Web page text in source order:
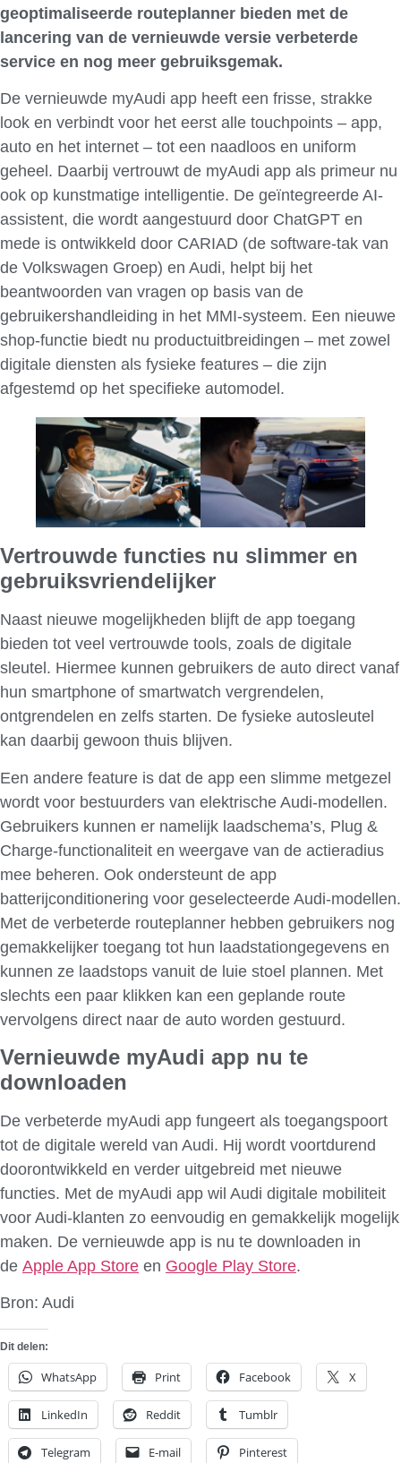
geoptimaliseerde routeplanner bieden met de
lancering van de vernieuwde versie verbeterde
service en nog meer gebruiksgemak.
De vernieuwde myAudi app heeft een frisse, strakke
look en verbindt voor het eerst alle touchpoints – app,
auto en het internet – tot een naadloos en uniform
geheel. Daarbij vertrouwt de myAudi app als primeur nu
ook op kunstmatige intelligentie. De geïntegreerde AI-
assistent, die wordt aangestuurd door ChatGPT en
mede is ontwikkeld door CARIAD (de software-tak van
de Volkswagen Groep) en Audi, helpt bij het
beantwoorden van vragen op basis van de
gebruikershandleiding in het MMI-systeem. Een nieuwe
shop-functie biedt nu productuitbreidingen – met zowel
digitale diensten als fysieke features – die zijn
afgestemd op het specifieke automodel.
Vertrouwde functies nu slimmer en
gebruiksvriendelijker
Naast nieuwe mogelijkheden blijft de app toegang
bieden tot veel vertrouwde tools, zoals de digitale
sleutel. Hiermee kunnen gebruikers de auto direct vanaf
hun smartphone of smartwatch vergrendelen,
ontgrendelen en zelfs starten. De fysieke autosleutel
kan daarbij gewoon thuis blijven.
Een andere feature is dat de app een slimme metgezel
wordt voor bestuurders van elektrische Audi-modellen.
Gebruikers kunnen er namelijk laadschema’s, Plug &
Charge-functionaliteit en weergave van de actieradius
mee beheren. Ook ondersteunt de app
batterijconditionering voor geselecteerde Audi-modellen.
Met de verbeterde routeplanner hebben gebruikers nog
gemakkelijker toegang tot hun laadstationgegevens en
kunnen ze laadstops vanuit de luie stoel plannen. Met
slechts een paar klikken kan een geplande route
vervolgens direct naar de auto worden gestuurd.
Vernieuwde myAudi app nu te
downloaden
De verbeterde myAudi app fungeert als toegangspoort
tot de digitale wereld van Audi. Hij wordt voortdurend
doorontwikkeld en verder uitgebreid met nieuwe
functies. Met de myAudi app wil Audi digitale mobiliteit
voor Audi-klanten zo eenvoudig en gemakkelijk mogelijk
maken. De vernieuwde app is nu te downloaden in
de Apple App Store en Google Play Store.
Bron: Audi
Dit delen:
WhatsApp Print Facebook X
LinkedIn Reddit Tumblr
Telegram E-mail Pinterest